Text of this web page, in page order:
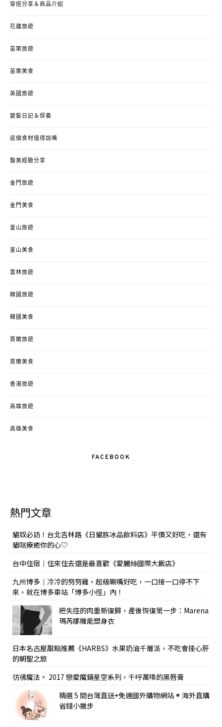
穿搭分享＆商品介紹
花蓮旅遊
苗栗旅遊
苗栗美食
英國旅遊
變髮日記＆保養
這個食材值得說嘴
醫美經驗分享
金門旅遊
金門美食
釜山旅遊
釜山美食
雲林旅遊
韓國旅遊
韓國美食
首爾旅遊
首爾美食
香港旅遊
高雄旅遊
高雄美食
FACEBOOK
熱門文章
貓奴必訪！台北吉林路《日貓族冰品飲料店》平價又好吃，還有
貓咪療癒你的心♡
台中住宿｜住來住去還是最喜歡《愛麗絲國際大飯店》
九州博多｜冷冷的努努雞，超級唰嘴好吃，一口接一口停不下
來，就在博多車站「博多小徑」內！
把失控的肉重新復歸，產後恢復第一步：Marena
瑪芮娜機能塑身衣
日本名古屋甜點推薦《HARBS》水果奶油千層派，不吃會捶心肝
的朝聖之旅
彷彿魔法。 2017 戀愛魔鏡星空系列，千呼萬喚的黑唇膏
精選 5 間台灣直送+免運國外購物網站
海外直購
省錢小撇步